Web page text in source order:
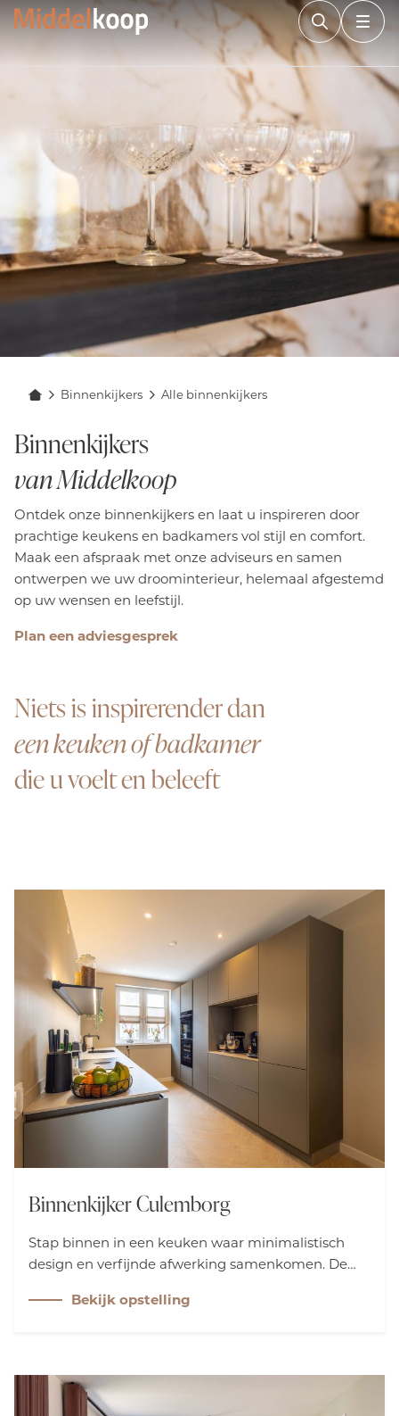
Niets is inspirerender dan
een keuken of badkamer
die u voelt en beleeft
Binnenkijkers Alle binnenkijkers
Binnenkijkers
van Middelkoop
Ontdek onze binnenkijkers en laat u inspireren door
prachtige keukens en badkamers vol stijl en comfort.
Maak een afspraak met onze adviseurs en samen
ontwerpen we uw droominterieur, helemaal afgestemd
op uw wensen en leefstijl.
Plan een adviesgesprek
Binnenkijker Culemborg
Stap binnen in een keuken waar minimalistisch
design en verfijnde afwerking samenkomen. De
hoogwaardige materialen vormen een stijlvol
gebruik moeiteloos in balans zijn.
Bekijk opstelling